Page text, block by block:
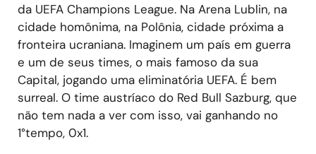
da UEFA Champions League. Na Arena Lublin, na
cidade homônima, na Polônia, cidade próxima a
fronteira ucraniana. Imaginem um país em guerra
e um de seus times, o mais famoso da sua
Capital, jogando uma eliminatória UEFA. É bem
surreal. O time austríaco do Red Bull Sazburg, que
não tem nada a ver com isso, vai ganhando no
1°tempo, 0x1.